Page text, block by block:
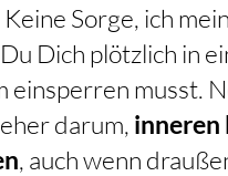
Keine Sorge, ich
Dich plötzlich in
einsperren musst.
darum, inneren
, auch wenn